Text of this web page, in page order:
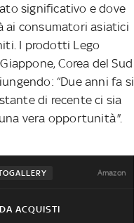
significativo e dove
ai consumatori asiatici
I prodotti Lego
Corea del Sud
“Due anni fa si
di recente ci sia
vera opportunità".
Amazon
ACQUISTI